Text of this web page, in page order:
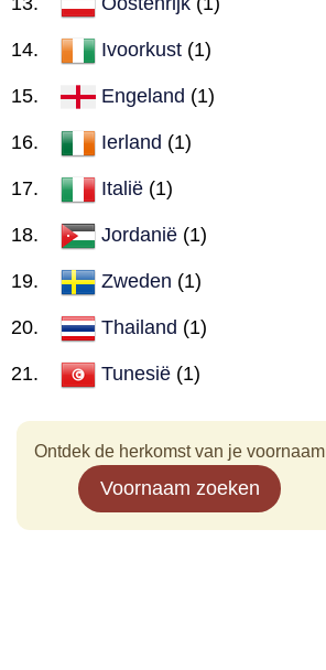
Ivoorkust (1)
Engeland (1)
Ierland (1)
Italië (1)
Jordanië (1)
Zweden (1)
Thailand (1)
Tunesië (1)
Ontdek de herkomst van je voornaam
Voornaam zoeken